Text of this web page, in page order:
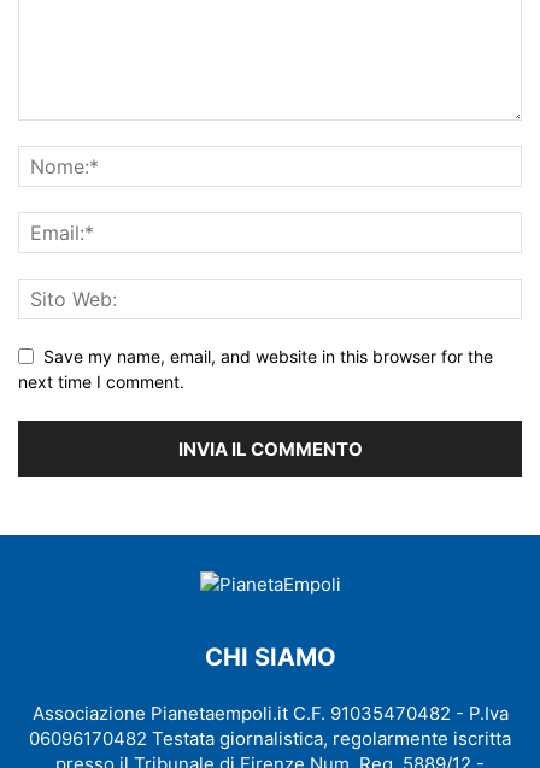
Save my name, email, and website in this browser for the
next time I comment.
CHI SIAMO
Associazione Pianetaempoli.it C.F. 91035470482 - P.Iva
06096170482 Testata giornalistica, regolarmente iscritta